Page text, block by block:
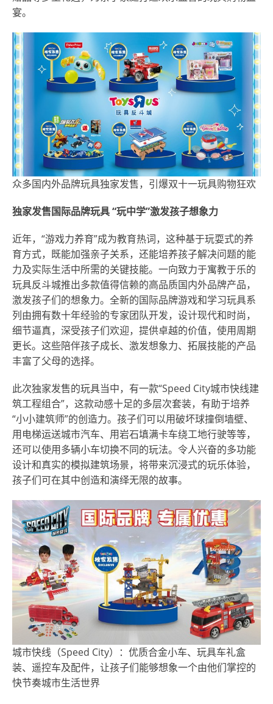
宴。
众多国内外品牌玩具独家发售，引爆双十一玩具购物狂欢
独家发售国际品牌玩具 “玩中学”激发孩子想象力
近年，“游戏力养育”成为教育热词，这种基于玩耍式的养
育方式，既能加强亲子关系，还能培养孩子解决问题的能
力及实际生活中所需的关键技能。一向致力于寓教于乐的
玩具反斗城推出多款值得信赖的高品质国内外品牌产品，
激发孩子们的想象力。全新的国际品牌游戏和学习玩具系
列由拥有数十年经验的专家团队开发，设计现代和时尚，
细节逼真，深受孩子们欢迎，提供卓越的价值，使用周期
更长。这些陪伴孩子成长、激发想象力、拓展技能的产品
丰富了父母的选择。
此次独家发售的玩具当中，有一款“Speed City城市快线建
筑工程组合”，这款动感十足的多层次套装，有助于培养
“小小建筑师”的创造力。孩子们可以用破坏球撞倒墙壁、
用电梯运送城市汽车、用岩石填满卡车绕工地行驶等等，
还可以使用多辆小车切换不同的玩法。令人兴奋的多功能
设计和真实的模拟建筑场景，将带来沉浸式的玩乐体验，
孩子们可在其中创造和演绎无限的故事。
城市快线（Speed City）：优质合金小车、玩具车礼盒
装、遥控车及配件，让孩子们能够想象一个由他们掌控的
快节奏城市生活世界